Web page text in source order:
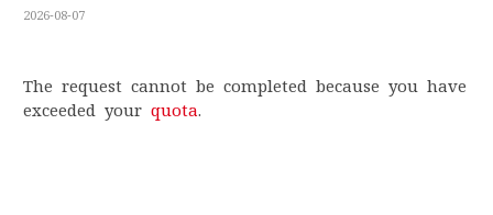
2026-08-07
The request cannot be completed because you have
exceeded your quota.